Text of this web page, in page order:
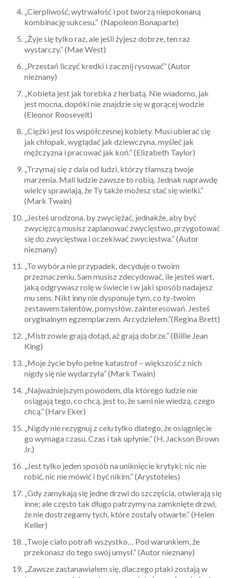
„Cierpliwość, wytrwałość i pot tworzą niepokonaną
kombinację sukcesu.” (Napoleon Bonaparte)
„Żyje się tylko raz, ale jeśli żyjesz dobrze, ten raz
wystarczy.” (Mae West)
„Przestań liczyć kredki i zacznij rysować” (Autor
nieznany)
„Kobieta jest jak torebka z herbatą. Nie wiadomo, jak
jest mocna, dopóki nie znajdzie się w gorącej wodzie
(Eleonor Roosevelt)
„Ciężki jest los współczesnej kobiety. Musi ubierać się
jak chłopak, wyglądać jak dziewczyna, myśleć jak
mężczyzna i pracować jak koń.” (Elizabeth Taylor)
„Trzymaj się z dala od ludzi, którzy tłamszą twoje
marzenia. Mali ludzie zawsze to robią. Jednak naprawdę
wielcy sprawiają, że Ty także możesz stać się wielki.”
(Mark Twain)
„Jesteś urodzona, by zwyciężać, jednakże, aby być
zwycięzcą musisz zaplanować zwycięstwo, przygotować
się do zwycięstwa i oczekiwać zwycięstwa.” (Autor
nieznany)
„To wybór,a nie przypadek, decyduje o twoim
przeznaczeniu. Sam musisz zdecydować, ile jesteś wart,
jaką odgrywasz rolę w świecie i w jaki sposób nadajesz
mu sens. Nikt inny nie dysponuje tym, co ty-twoim
zestawem talentów, pomysłów, zainteresowań. Jesteś
oryginalnym egzemplarzem. Arcydziełem.”(Regina Brett)
„Mistrzowie grają dotąd, aż grają dobrze.” (Billie Jean
King)
„Moje życie było pełne katastrof – większość z nich
nigdy się nie wydarzyła” (Mark Twain)
„Najważniejszym powodem, dla którego ludzie nie
osiągają tego, co chcą, jest to, że sami nie wiedzą, czego
chcą.” (Harv Eker)
„Nigdy nie rezygnuj z celu tylko dlatego, że osiągnięcie
go wymaga czasu. Czas i tak upłynie.” (H. Jackson Brown
Jr.)
„Jest tylko jeden sposób na uniknięcie krytyki: nic nie
robić, nic nie mówić i być nikim.” (Arystoteles)
„Gdy zamykają się jedne drzwi do szczęścia, otwierają się
inne; ale często tak długo patrzymy na zamknięte drzwi,
że nie dostrzegamy tych, które zostały otwarte.” (Helen
Keller)
„Twoje ciało potrafi wszystko… Pod warunkiem, że
przekonasz do tego swój umysł.” (Autor nieznany)
„Zawsze zastanawiałem się, dlaczego ptaki zostają w